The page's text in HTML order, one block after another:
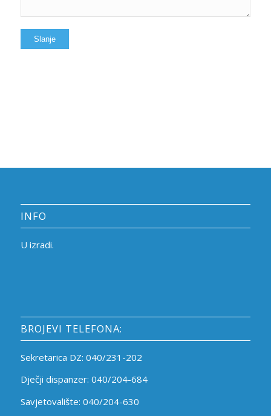
INFO
U izradi.
BROJEVI TELEFONA:
Sekretarica DZ: 040/231-202
Dječji dispanzer: 040/204-684
Savjetovalište: 040/204-630